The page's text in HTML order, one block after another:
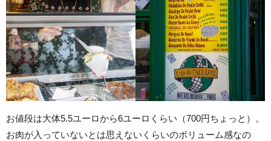
お値段は大体5.5ユーロから6ユーロくらい（700円ちょっと）。
お肉が入っていないとは思えないくらいのボリューム感なの